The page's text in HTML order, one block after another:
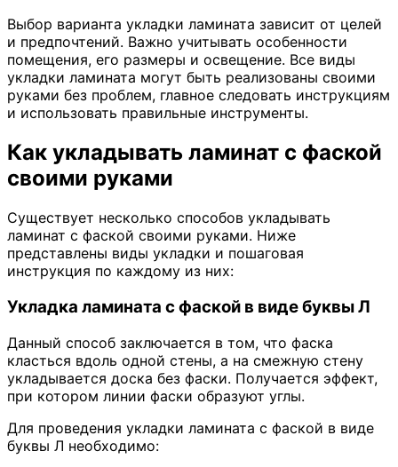
Выбор варианта укладки ламината зависит от целей
и предпочтений. Важно учитывать особенности
помещения, его размеры и освещение. Все виды
укладки ламината могут быть реализованы своими
руками без проблем, главное следовать инструкциям
и использовать правильные инструменты.
Как укладывать ламинат с фаской
своими руками
Существует несколько способов укладывать
ламинат с фаской своими руками. Ниже
представлены виды укладки и пошаговая
инструкция по каждому из них:
Укладка ламината с фаской в виде буквы Л
Данный способ заключается в том, что фаска
класться вдоль одной стены, а на смежную стену
укладывается доска без фаски. Получается эффект,
при котором линии фаски образуют углы.
Для проведения укладки ламината с фаской в виде
буквы Л необходимо: